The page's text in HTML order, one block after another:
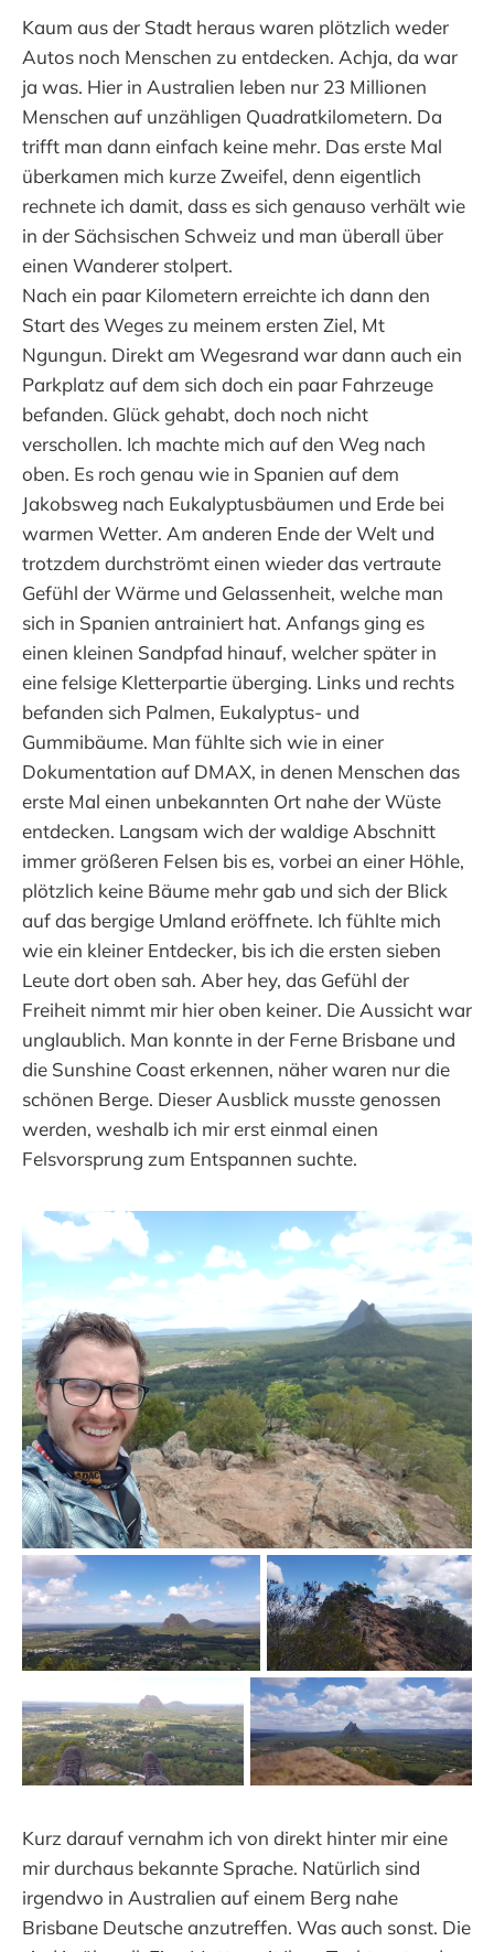
Kaum aus der Stadt heraus waren plötzlich weder
Autos noch Menschen zu entdecken. Achja, da war
ja was. Hier in Australien leben nur 23 Millionen
Menschen auf unzähligen Quadratkilometern. Da
trifft man dann einfach keine mehr. Das erste Mal
überkamen mich kurze Zweifel, denn eigentlich
rechnete ich damit, dass es sich genauso verhält wie
in der Sächsischen Schweiz und man überall über
einen Wanderer stolpert.
Nach ein paar Kilometern erreichte ich dann den
Start des Weges zu meinem ersten Ziel, Mt
Ngungun. Direkt am Wegesrand war dann auch ein
Parkplatz auf dem sich doch ein paar Fahrzeuge
befanden. Glück gehabt, doch noch nicht
verschollen. Ich machte mich auf den Weg nach
oben. Es roch genau wie in Spanien auf dem
Jakobsweg nach Eukalyptusbäumen und Erde bei
warmen Wetter. Am anderen Ende der Welt und
trotzdem durchströmt einen wieder das vertraute
Gefühl der Wärme und Gelassenheit, welche man
sich in Spanien antrainiert hat. Anfangs ging es
einen kleinen Sandpfad hinauf, welcher später in
eine felsige Kletterpartie überging. Links und rechts
befanden sich Palmen, Eukalyptus- und
Gummibäume. Man fühlte sich wie in einer
Dokumentation auf DMAX, in denen Menschen das
erste Mal einen unbekannten Ort nahe der Wüste
entdecken. Langsam wich der waldige Abschnitt
immer größeren Felsen bis es, vorbei an einer Höhle,
plötzlich keine Bäume mehr gab und sich der Blick
auf das bergige Umland eröffnete. Ich fühlte mich
wie ein kleiner Entdecker, bis ich die ersten sieben
Leute dort oben sah. Aber hey, das Gefühl der
Freiheit nimmt mir hier oben keiner. Die Aussicht war
unglaublich. Man konnte in der Ferne Brisbane und
die Sunshine Coast erkennen, näher waren nur die
schönen Berge. Dieser Ausblick musste genossen
werden, weshalb ich mir erst einmal einen
Felsvorsprung zum Entspannen suchte.
Kurz darauf vernahm ich von direkt hinter mir eine
mir durchaus bekannte Sprache. Natürlich sind
irgendwo in Australien auf einem Berg nahe
Brisbane Deutsche anzutreffen. Was auch sonst. Die